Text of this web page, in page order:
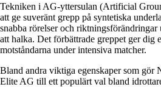
Tekniken i AG-yttersulan (Artificial
att ge suveränt grepp på syntetiska
snabba rörelser och
att halka. Det förbättrade greppet ger dig
motståndarna under intensiva matcher.
Bland andra viktiga egenskaper som gör
Elite AG till ett populärt val bland